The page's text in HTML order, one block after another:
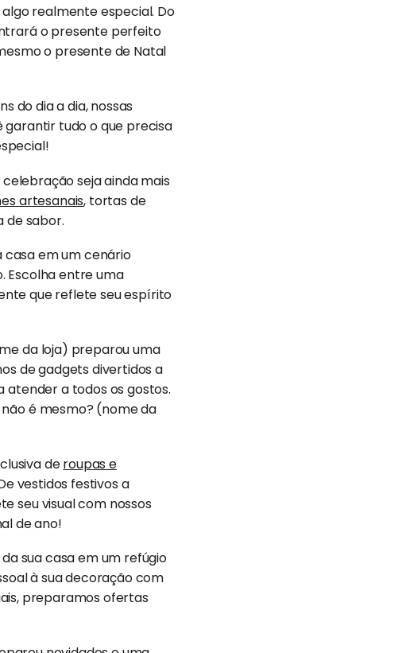
realmente especial. Do
o presente perfeito
o presente de Natal
do dia a dia, nossas
tudo o que precisa
seja ainda mais
artesanais, tortas de
de sabor.
casa em um cenário
Escolha entre uma
que reflete seu espírito
da loja) preparou uma
de gadgets divertidos a
a todos os gostos.
é mesmo? (nome da
deroupas e
vestidos festivos a
seu visual com nossos
de ano!
sua casa em um refúgio
à sua decoração com
preparamos ofertas